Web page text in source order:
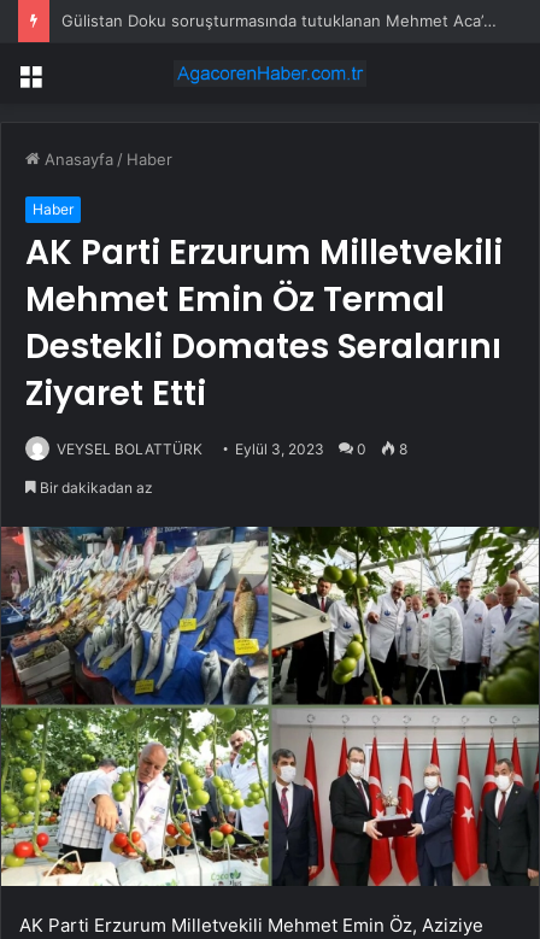
Gülistan Doku soruşturmasında tutuklanan Mehmet Aca’nın savcılık ifadesi: Öksüz çocuklara yardımlarım nedeniyle adım caddeye verildi
Menü
Anasayfa / Haber
Haber
AK Parti Erzurum Milletvekili
Mehmet Emin Öz Termal
Destekli Domates Seralarını
Ziyaret Etti
VEYSEL BOLATTÜRK Eylül 3, 2023 0 8
Bir dakikadan az
AK Parti Erzurum Milletvekili Mehmet Emin Öz, Aziziye